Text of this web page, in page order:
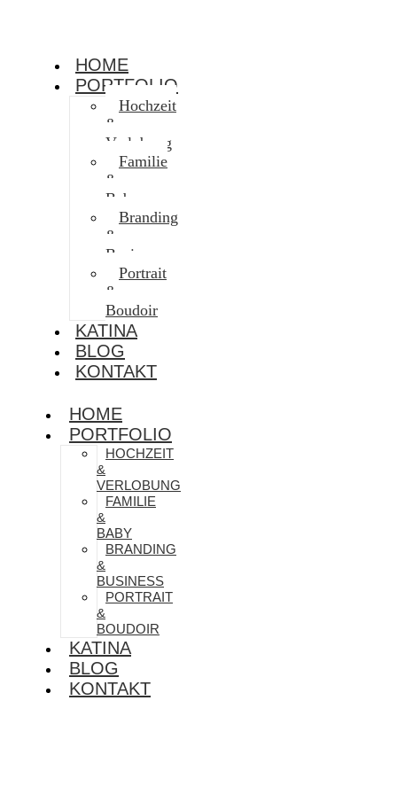
HOME
PORTFOLIO
Hochzeit
&
Verlobung
Familie
&
Baby
Branding
&
Business
Portrait
&
Boudoir
KATINA
BLOG
KONTAKT
HOME
PORTFOLIO
HOCHZEIT
&
VERLOBUNG
FAMILIE
&
BABY
BRANDING
&
BUSINESS
PORTRAIT
&
BOUDOIR
KATINA
BLOG
KONTAKT